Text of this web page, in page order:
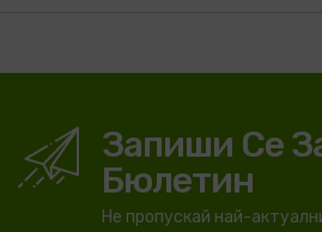
Запиши Се
Бюлетин
Не пропускай най-